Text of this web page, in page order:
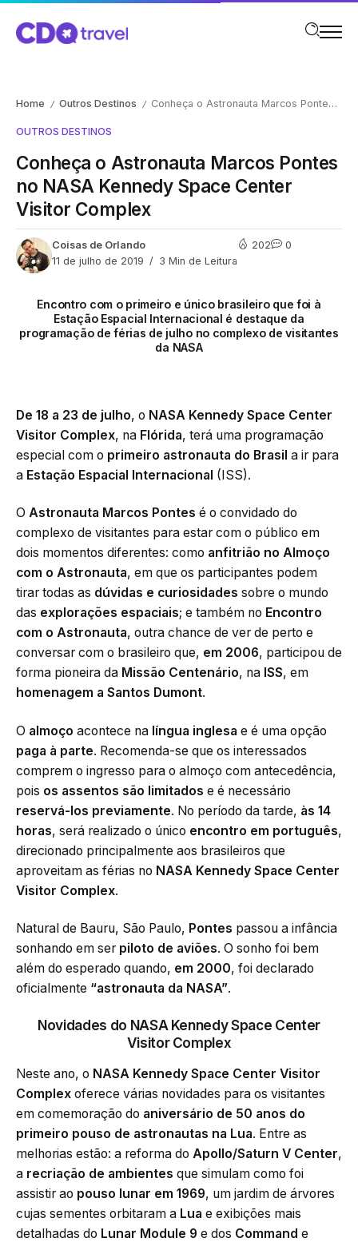
Home / Outros Destinos / Conheça o Astronauta Marcos Pontes no NASA Kennedy Space Center Visitor Complex
OUTROS DESTINOS
Conheça o Astronauta Marcos Pontes
no NASA Kennedy Space Center
Visitor Complex
Coisas de Orlando
11 de julho de 2019
3 Min de Leitura
202 0
Encontro com o primeiro e único brasileiro que foi à
Estação Espacial Internacional é destaque da
programação de férias de julho no complexo de visitantes
da NASA
De 18 a 23 de julho, o NASA Kennedy Space Center
Visitor Complex, na Flórida, terá uma programação
especial com o primeiro astronauta do Brasil a ir para
a Estação Espacial Internacional (ISS).
O Astronauta Marcos Pontes é o convidado do
complexo de visitantes para estar com o público em
dois momentos diferentes: como anfitrião no Almoço
com o Astronauta, em que os participantes podem
tirar todas as dúvidas e curiosidades sobre o mundo
das explorações espaciais; e também no Encontro
com o Astronauta, outra chance de ver de perto e
conversar com o brasileiro que, em 2006, participou de
forma pioneira da Missão Centenário, na ISS, em
homenagem a Santos Dumont.
O almoço acontece na língua inglesa e é uma opção
paga à parte. Recomenda-se que os interessados
comprem o ingresso para o almoço com antecedência,
pois os assentos são limitados e é necessário
reservá-los previamente. No período da tarde, às 14
horas, será realizado o único encontro em português,
direcionado principalmente aos brasileiros que
aproveitam as férias no NASA Kennedy Space Center
Visitor Complex.
Natural de Bauru, São Paulo, Pontes passou a infância
sonhando em ser piloto de aviões. O sonho foi bem
além do esperado quando, em 2000, foi declarado
oficialmente “astronauta da NASA”.
Novidades do NASA Kennedy Space Center
Visitor Complex
Neste ano, o NASA Kennedy Space Center Visitor
Complex oferece várias novidades para os visitantes
em comemoração do aniversário de 50 anos do
primeiro pouso de astronautas na Lua. Entre as
melhorias estão: a reforma do Apollo/Saturn V Center,
a recriação de ambientes que simulam como foi
assistir ao pouso lunar em 1969, um jardim de árvores
cujas sementes orbitaram a Lua e exibições mais
detalhadas do Lunar Module 9 e dos Command e